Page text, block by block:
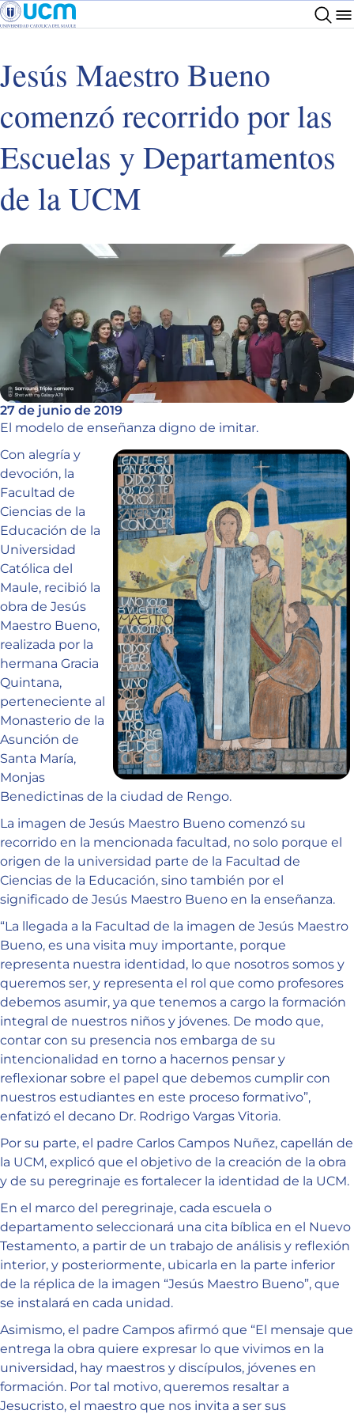
Jesús Maestro Bueno
comenzó recorrido por las
Escuelas y Departamentos
de la UCM
27 de junio de 2019
El modelo de enseñanza digno de imitar.
Con alegría y
devoción, la
Facultad de
Ciencias de la
Educación de la
Universidad
Católica del
Maule, recibió la
obra de Jesús
Maestro Bueno,
realizada por la
hermana Gracia
Quintana,
perteneciente al
Monasterio de la
Asunción de
Santa María,
Monjas
Benedictinas de la ciudad de Rengo.
La imagen de Jesús Maestro Bueno comenzó su
recorrido en la mencionada facultad, no solo porque el
origen de la universidad parte de la Facultad de
Ciencias de la Educación, sino también por el
significado de Jesús Maestro Bueno en la enseñanza.
“La llegada a la Facultad de la imagen de Jesús Maestro
Bueno, es una visita muy importante, porque
representa nuestra identidad, lo que nosotros somos y
queremos ser, y representa el rol que como profesores
debemos asumir, ya que tenemos a cargo la formación
integral de nuestros niños y jóvenes. De modo que,
contar con su presencia nos embarga de su
intencionalidad en torno a hacernos pensar y
reflexionar sobre el papel que debemos cumplir con
nuestros estudiantes en este proceso formativo”,
enfatizó el decano Dr. Rodrigo Vargas Vitoria.
Por su parte, el padre Carlos Campos Nuñez, capellán de
la UCM, explicó que el objetivo de la creación de la obra
y de su peregrinaje es fortalecer la identidad de la UCM.
En el marco del peregrinaje, cada escuela o
departamento seleccionará una cita bíblica en el Nuevo
Testamento, a partir de un trabajo de análisis y reflexión
interior, y posteriormente, ubicarla en la parte inferior
de la réplica de la imagen “Jesús Maestro Bueno”, que
se instalará en cada unidad.
Asimismo, el padre Campos afirmó que “El mensaje que
entrega la obra quiere expresar lo que vivimos en la
universidad, hay maestros y discípulos, jóvenes en
formación. Por tal motivo, queremos resaltar a
Jesucristo, el maestro que nos invita a ser sus